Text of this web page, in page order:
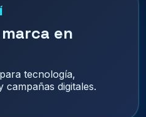
en
tecnología,
digitales.